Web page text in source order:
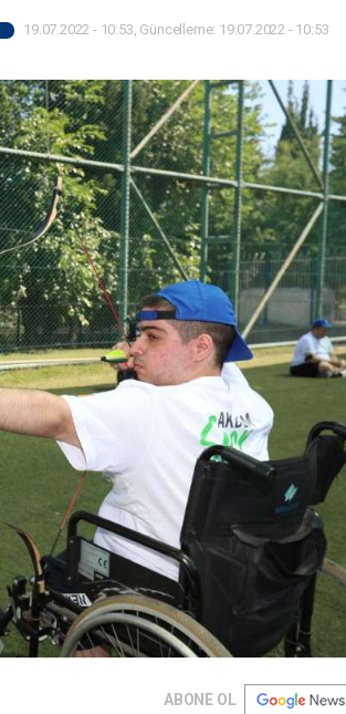
19.07.2022 - 10:53, Güncelleme: 19.07.2022 - 10:53
ABONE OL